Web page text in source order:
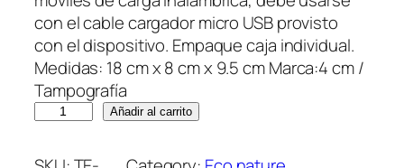
con el cable cargador micro USB provisto
con el dispositivo. Empaque caja individual.
Medidas: 18 cm x 8 cm x 9.5 cm Marca:4 cm /
Tampografía
r
Añadir al carrito